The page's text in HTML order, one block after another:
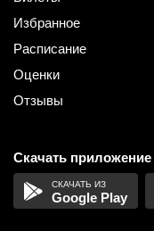
Избранное
Расписание
Оценки
Отзывы
Скачать приложение
Google Play